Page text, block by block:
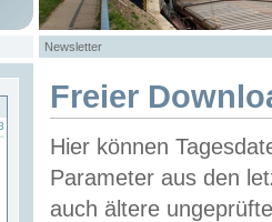
Newsletter
Freier
Hier können
Parameter aus den
auch ältere